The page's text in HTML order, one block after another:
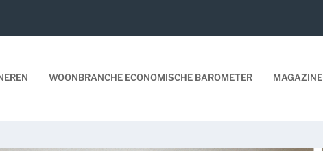
WOONBRANCHE ECONOMISCHE BAROMETER MAGAZINE